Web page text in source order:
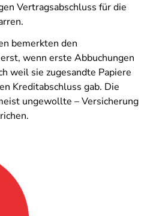
Vertragsabschluss für die
bemerkten den
wenn erste Abbuchungen
weil sie zugesandte Papiere
Kreditabschluss gab. Die
ungewollte – Versicherung